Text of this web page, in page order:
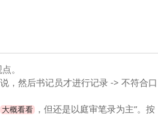
。
，然后书记员才进行记录 -> 不符合口
大概看看 ，但还是以庭审笔录为主”。按